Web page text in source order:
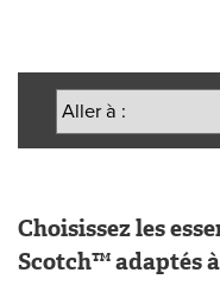
Choisissez les
Scotch™ adaptés